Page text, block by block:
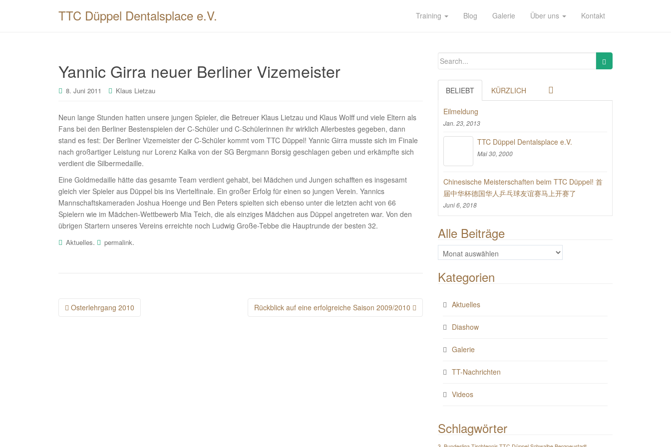
TTC Düppel Dentalsplace e.V. Training Blog Galerie Über uns Kontakt
Yannic Girra neuer Berliner Vizemeister
8. Juni 2011 Klaus Lietzau
Neun lange Stunden hatten unsere jungen Spieler, die Betreuer Klaus Lietzau und Klaus Wolff und viele Eltern als
Fans bei den Berliner Bestenspielen der C-Schüler und C-Schülerinnen ihr wirklich Allerbestes gegeben, dann
stand es fest: Der Berliner Vizemeister der C-Schüler kommt vom TTC Düppel! Yannic Girra musste sich im Finale
nach großartiger Leistung nur Lorenz Kalka von der SG Bergmann Borsig geschlagen geben und erkämpfte sich
verdient die Silbermedaille.
Eine Goldmedaille hätte das gesamte Team verdient gehabt, bei Mädchen und Jungen schafften es insgesamt
gleich vier Spieler aus Düppel bis ins Viertelfinale. Ein großer Erfolg für einen so jungen Verein. Yannics
Mannschaftskameraden Joshua Hoenge und Ben Peters spielten sich ebenso unter die letzten acht von 66
Spielern wie im Mädchen-Wettbewerb Mia Teich, die als einziges Mädchen aus Düppel angetreten war. Von den
übrigen Startern unseres Vereins erreichte noch Ludwig Große-Tebbe die Hauptrunde der besten 32.
Aktuelles. permalink.
Post
Osterlehrgang 2010 Rückblick auf eine erfolgreiche Saison 2009/2010
BELIEBT KÜRZLICH
Eilmeldung
Jan. 23, 2013
TTC Düppel Dentalsplace e.V.
Mai 30, 2000
Chinesische Meisterschaften beim TTC Düppel! 首
届中华杯德国华人乒乓球友谊赛马上开赛了
Juni 6, 2018
Alle Beiträge
Alle
Beiträge
Kategorien
Aktuelles
Diashow
Galerie
TT-Nachrichten
Videos
Schlagwörter